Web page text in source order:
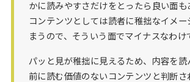
かに読みやすさだけをとったら良い面も
コンテンツとしては読者に稚拙なイメー
まうので、そういう面でマイナスなわけ
パッと見が稚拙に見えるため、内容を読
前に読む価値のないコンテンツと判断さ